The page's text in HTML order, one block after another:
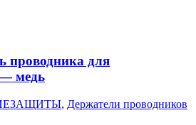
проводника для
— медь
, Держатели проводников